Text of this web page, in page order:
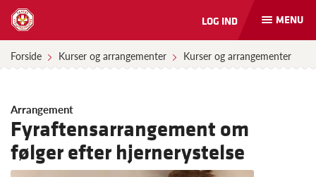
Åbn
og
luk
MENU
LOG IND
Forside Kurser og arrangementer Kurser og arrangementer
Arrangement
Fyraftensarrangement om
følger efter hjernerystelse